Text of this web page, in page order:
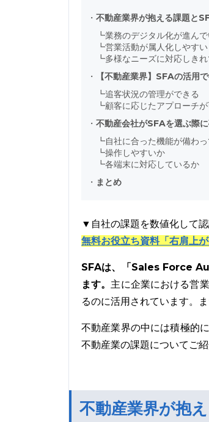
・ 不動産業界が抱える課題と
┗業務のデジタル化が進ん
┗営業活動が属人化しやすい
┗多様なニーズに対応しき
・
【不動産業界】SFAの活用
┗追客状況の管理ができる
┗顧客に応じたアプローチ
・ 不動産会社がSFAを選ぶ際
┗自社に合った機能が備わ
┗操作しやすいか
┗各端末に対応しているか
・ まとめ
▼自社の課題を数値化して
無料お役立ち資料「右肩上
SFAは、「Sales Force
ます。 主に企業における営
るのに活用されています。
不動産業界の中には積極的
不動産業の課題についてご紹
不動産業界が抱